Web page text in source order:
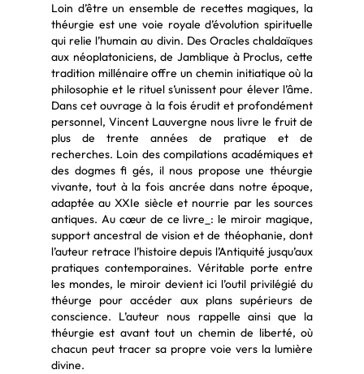
Loin d’être un ensemble de recettes magiques, la
théurgie est une voie royale d’évolution spirituelle
qui relie l’humain au divin. Des Oracles chaldaïques
aux néoplatoniciens, de Jamblique à Proclus, cette
tradition millénaire offre un chemin initiatique où la
philosophie et le rituel s’unissent pour élever l’âme.
Dans cet ouvrage à la fois érudit et profondément
personnel, Vincent Lauvergne nous livre le fruit de
plus de trente années de pratique et de
recherches. Loin des compilations académiques et
des dogmes fi gés, il nous propose une théurgie
vivante, tout à la fois ancrée dans notre époque,
adaptée au XXIe siècle et nourrie par les sources
antiques. Au cœur de ce livre_: le miroir magique,
support ancestral de vision et de théophanie, dont
l’auteur retrace l’histoire depuis l’Antiquité jusqu’aux
pratiques contemporaines. Véritable porte entre
les mondes, le miroir devient ici l’outil privilégié du
théurge pour accéder aux plans supérieurs de
conscience. L’auteur nous rappelle ainsi que la
théurgie est avant tout un chemin de liberté, où
chacun peut tracer sa propre voie vers la lumière
divine.